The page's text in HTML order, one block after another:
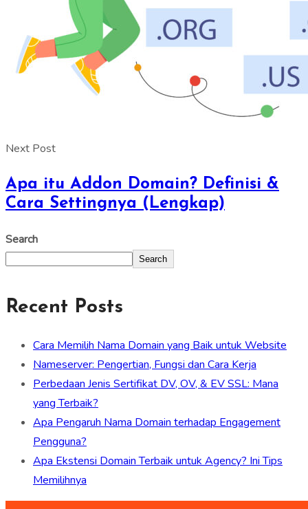
Next Post
Apa itu Addon Domain? Definisi &
Cara Settingnya (Lengkap)
Search
Search
Recent Posts
Cara Memilih Nama Domain yang Baik untuk Website
Nameserver: Pengertian, Fungsi dan Cara Kerja
Perbedaan Jenis Sertifikat DV, OV, & EV SSL: Mana
yang Terbaik?
Apa Pengaruh Nama Domain terhadap Engagement
Pengguna?
Apa Ekstensi Domain Terbaik untuk Agency? Ini Tips
Memilihnya